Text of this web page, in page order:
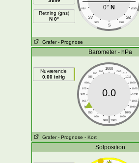
Retning (gns)
N 0°
VSV ØSØ
SV SØ
SSV SSØ
S
0° N
Grafer - Prognose
Barometer - hPa
Nuværende
0.00 inHg
1000
995 1005
990
1010
985
1015
980
1020
975
1025
970
1030
965
1035
960
1040
955
1045
950
1050
|
940 1060
0.0
Grafer - Prognose - Kort
Solposition